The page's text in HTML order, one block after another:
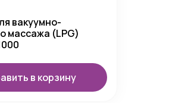
вакуумно-
массажа (LPG)
в корзину